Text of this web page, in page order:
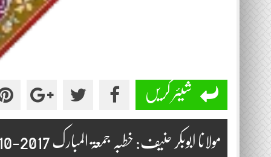
شیئر کریں
مولانا ابوبکر حنیف: خطبہ جمعۃ المبارک 2017-10-27